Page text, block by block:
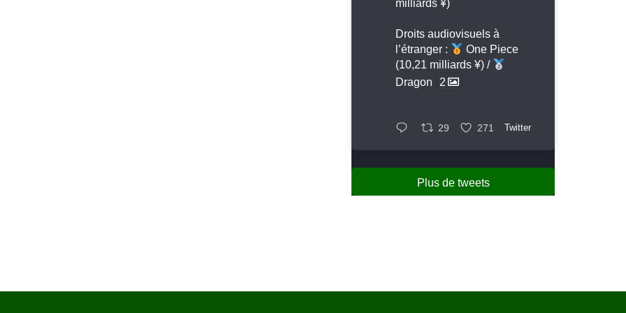
milliards ¥)
Droits audiovisuels à
l’étranger :
One Piece
(10,21 milliards ¥) /
Dragon
2
29 271 Twitter
Plus de tweets